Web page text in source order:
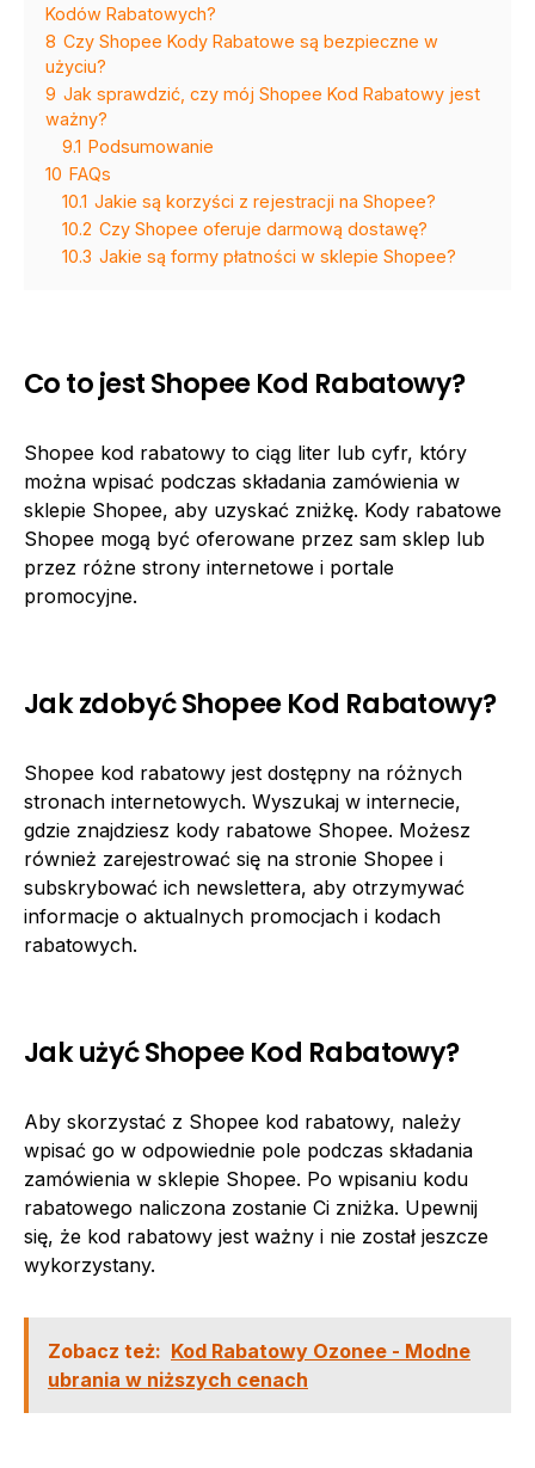
Kodów Rabatowych?
8 Czy Shopee Kody Rabatowe są bezpieczne w
użyciu?
9 Jak sprawdzić, czy mój Shopee Kod Rabatowy jest
ważny?
9.1 Podsumowanie
10 FAQs
10.1 Jakie są korzyści z rejestracji na Shopee?
10.2 Czy Shopee oferuje darmową dostawę?
10.3 Jakie są formy płatności w sklepie Shopee?
Co to jest Shopee Kod Rabatowy?
Shopee kod rabatowy to ciąg liter lub cyfr, który
można wpisać podczas składania zamówienia w
sklepie Shopee, aby uzyskać zniżkę. Kody rabatowe
Shopee mogą być oferowane przez sam sklep lub
przez różne strony internetowe i portale
promocyjne.
Jak zdobyć Shopee Kod Rabatowy?
Shopee kod rabatowy jest dostępny na różnych
stronach internetowych. Wyszukaj w internecie,
gdzie znajdziesz kody rabatowe Shopee. Możesz
również zarejestrować się na stronie Shopee i
subskrybować ich newslettera, aby otrzymywać
informacje o aktualnych promocjach i kodach
rabatowych.
Jak użyć Shopee Kod Rabatowy?
Aby skorzystać z Shopee kod rabatowy, należy
wpisać go w odpowiednie pole podczas składania
zamówienia w sklepie Shopee. Po wpisaniu kodu
rabatowego naliczona zostanie Ci zniżka. Upewnij
się, że kod rabatowy jest ważny i nie został jeszcze
wykorzystany.
Zobacz też: Kod Rabatowy Ozonee - Modne
ubrania w niższych cenach